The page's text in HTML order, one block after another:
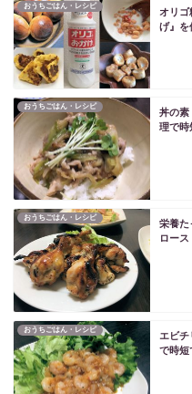
おうちごはん・レシピ
オリ
げ』を
おうちごはん・レシピ
丼の素
理で時
おうちごはん・レシピ
栄養た
ロース
おうちごはん・レシピ
エビ
で時短